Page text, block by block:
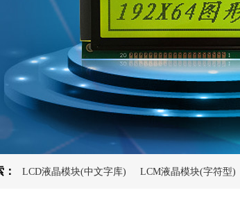
LCD液晶模块(中文字库) LCM液晶模块(字符型)